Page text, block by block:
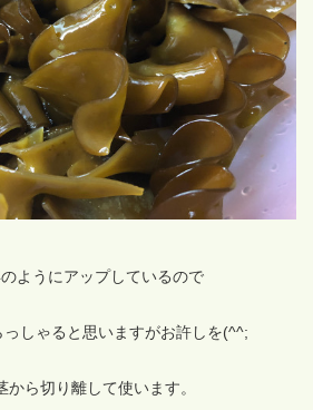
ようにアップしているので
しゃると思いますがお許しを(^^;
から切り離して使います。